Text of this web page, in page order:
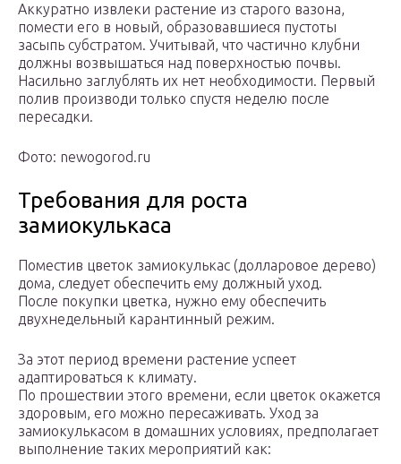
Аккуратно извлеки растение из старого вазона,
помести его в новый, образовавшиеся пустоты
засыпь субстратом. Учитывай, что частично клубни
должны возвышаться над поверхностью почвы.
Насильно заглублять их нет необходимости. Первый
полив производи только спустя неделю после
пересадки.
Фото: newogorod.ru
Требования для роста
замиокулькаса
Поместив цветок замиокулькас (долларовое дерево)
дома, следует обеспечить ему должный уход.
После покупки цветка, нужно ему обеспечить
двухнедельный карантинный режим.
За этот период времени растение успеет
адаптироваться к климату.
По прошествии этого времени, если цветок окажется
здоровым, его можно пересаживать. Уход за
замиокулькасом в домашних условиях, предполагает
выполнение таких мероприятий как: